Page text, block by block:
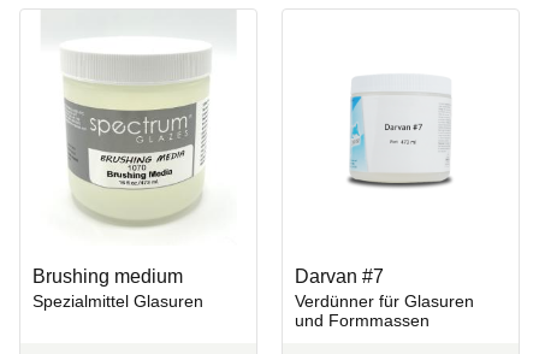
Brushing medium
Spezialmittel Glasuren
Darvan #7
Verdünner für Glasuren
und Formmassen